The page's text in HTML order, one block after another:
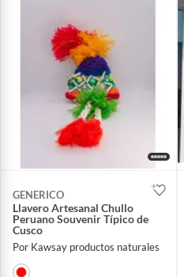
GENERICO
Llavero Artesanal Chullo
Peruano Souvenir Típico de
Cusco
Por Kawsay productos naturales